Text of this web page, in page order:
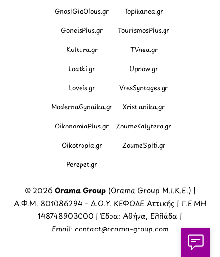
GnosiGiaOlous.gr Topikanea.gr
GoneisPlus.gr TourismosPlus.gr
Kultura.gr TVnea.gr
Loatki.gr Upnow.gr
Loveis.gr VresSyntages.gr
ModernaGynaika.gr Xristianika.gr
OikonomiaPlus.gr ZoumeKalytera.gr
Oikotropia.gr ZoumeSpiti.gr
Perepet.gr
© 2026 Orama Group(Orama Group Μ.Ι.Κ.Ε.) |
Α.Φ.Μ. 801086294 – Δ.Ο.Υ. ΚΕΦΟΔΕ Αττικής | Γ.Ε.ΜΗ
148748903000 | Έδρα: Αθήνα, Ελλάδα |
Email: contact@orama-group.com